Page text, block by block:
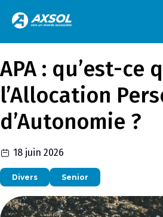
APA : qu’est-ce
l’Allocation
d’Autonomie ?
18 juin 2026
Divers Senior